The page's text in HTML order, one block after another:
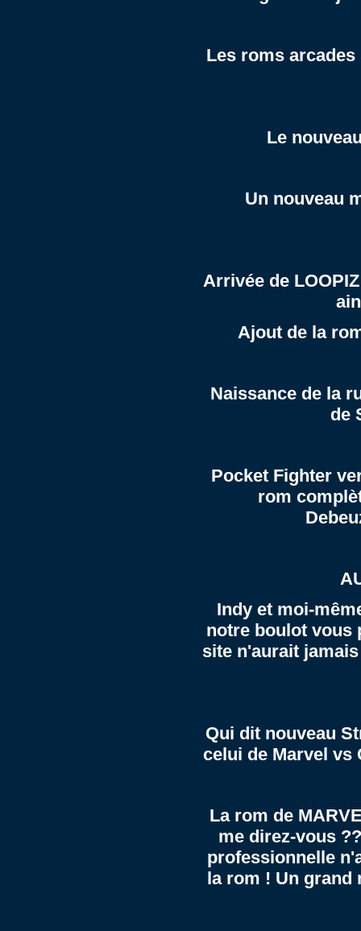
Les roms
Le
Un nouveau
Arrivée de
Ajout de la
Naissance de la
de
Pocket Fighter
rom
Indy et moi-
notre boulot vous
site n'aurait
Qui dit nouveau
celui de Marvel vs
La rom de
me direz-vous
professionnelle
la rom ! Un